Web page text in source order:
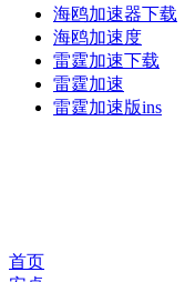
海鸥加速器下载
海鸥加速度
雷霆加速下载
雷霆加速
雷霆加速版ins
首页